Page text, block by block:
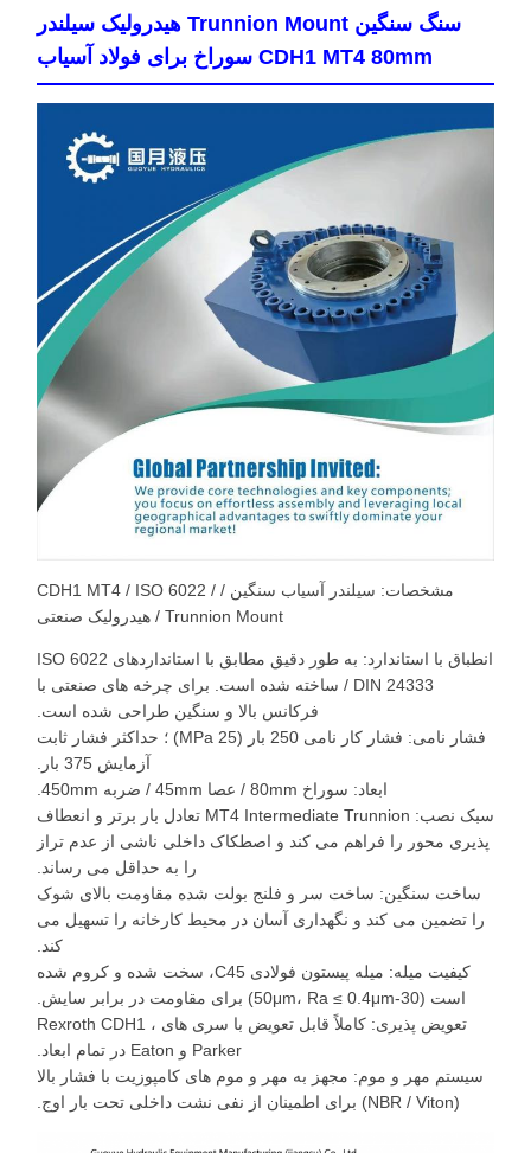
سنگ سنگین Trunnion Mount هیدرولیک سیلندر
CDH1 MT4 80mm سوراخ برای فولاد آسیاب
مشخصات: سیلندر آسیاب سنگین / CDH1 MT4 / ISO 6022 /
Trunnion Mount / هیدرولیک صنعتی
انطباق با استاندارد: به طور دقیق مطابق با استانداردهای ISO 6022
/ DIN 24333 ساخته شده است. برای چرخه های صنعتی با
فرکانس بالا و سنگین طراحی شده است.
فشار نامی: فشار کار نامی 250 بار (25 MPa) ؛ حداکثر فشار ثابت
آزمایش 375 بار.
ابعاد: سوراخ 80mm / عصا 45mm / ضربه 450mm.
سبک نصب: MT4 Intermediate Trunnion تعادل بار برتر و انعطاف
پذیری محور را فراهم می کند و اصطکاک داخلی ناشی از عدم تراز
را به حداقل می رساند.
ساخت سنگین: ساخت سر و فلنج بولت شده مقاومت بالای شوک
را تضمین می کند و نگهداری آسان در محیط کارخانه را تسهیل می
کیفیت میله: میله پیستون فولادی C45، سخت شده و کروم شده
است (30-50μm، Ra ≤ 0.4μm) برای مقاومت در برابر سایش.
تعویض پذیری: کاملاً قابل تعویض با سری های Rexroth CDH1 ،
Parker و Eaton در تمام ابعاد.
سیستم مهر و موم: مجهز به مهر و موم های کامپوزیت با فشار بالا